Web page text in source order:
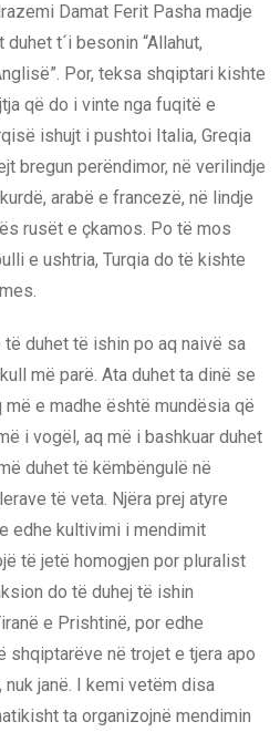
Damat Ferit Pasha madje
t´i besonin “Allahut,
Por, teksa shqiptari kishte
që do i vinte nga fuqitë e
ishujt i pushtoi Italia, Greqia
bregun perëndimor, në verilindje
arabë e francezë, në lindje
rusët e çkamos. Po të mos
e ushtria, Turqia do të kishte
duhet të ishin po aq naivë sa
më parë. Ata duhet ta dinë se
e madhe është mundësia që
i vogël, aq më i bashkuar duhet
duhet të këmbëngulë në
të veta. Njëra prej atyre
edhe kultivimi i mendimit
të jetë homogjen por pluralist
do të duhej të ishin
e Prishtinë, por edhe
në trojet e tjera apo
janë. I kemi vetëm disa
ta organizojnë mendimin